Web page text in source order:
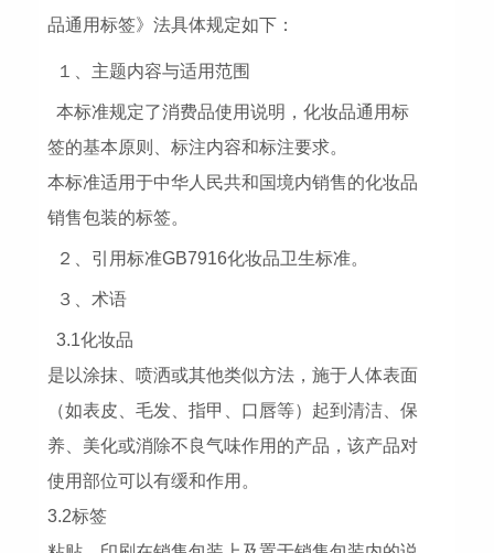
品通用标签》法具体规定如下：
１、主题内容与适用范围
本标准规定了消费品使用说明，化妆品通用标
签的基本原则、标注内容和标注要求。
本标准适用于中华人民共和国境内销售的化妆品
销售包装的标签。
２、引用标准GB7916化妆品卫生标准。
３、术语
3.1化妆品
是以涂抹、喷洒或其他类似方法，施于人体表面
（如表皮、毛发、指甲、口唇等）起到清洁、保
养、美化或消除不良气味作用的产品，该产品对
使用部位可以有缓和作用。
3.2标签